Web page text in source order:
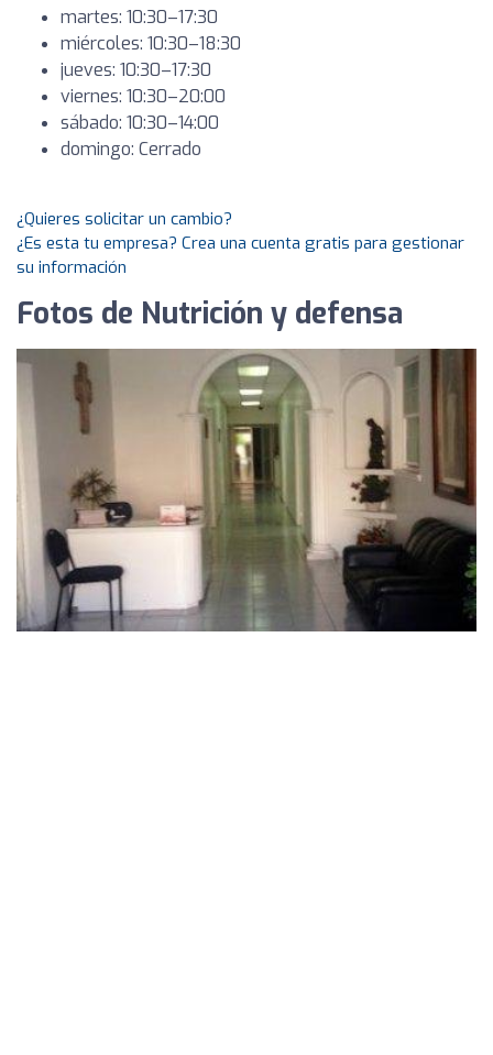
martes: 10:30–17:30
miércoles: 10:30–18:30
jueves: 10:30–17:30
viernes: 10:30–20:00
sábado: 10:30–14:00
domingo: Cerrado
¿Quieres solicitar un cambio?
¿Es esta tu empresa? Crea una cuenta gratis para gestionar
su información
Fotos de Nutrición y defensa